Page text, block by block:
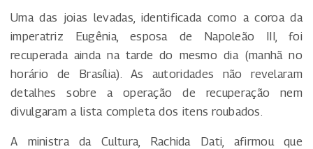
Uma das joias levadas, identificada como a coroa da
imperatriz Eugênia, esposa de Napoleão III, foi
recuperada ainda na tarde do mesmo dia (manhã no
horário de Brasília). As autoridades não revelaram
detalhes sobre a operação de recuperação nem
divulgaram a lista completa dos itens roubados.
A ministra da Cultura, Rachida Dati, afirmou que